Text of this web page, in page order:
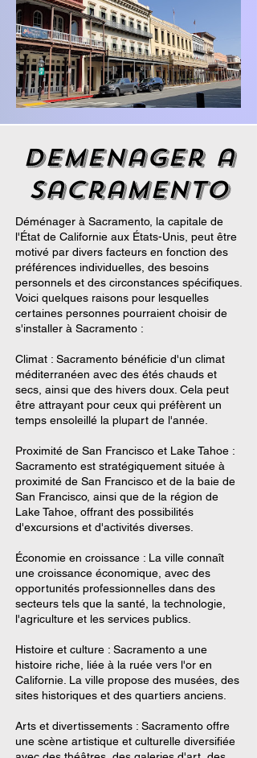
demenager a
Sacramento
Déménager à Sacramento, la capitale de
l'État de Californie aux États-Unis, peut être
motivé par divers facteurs en fonction des
préférences individuelles, des besoins
personnels et des circonstances spécifiques.
Voici quelques raisons pour lesquelles
certaines personnes pourraient choisir de
s'installer à Sacramento :
Climat : Sacramento bénéficie d'un climat
méditerranéen avec des étés chauds et
secs, ainsi que des hivers doux. Cela peut
être attrayant pour ceux qui préfèrent un
temps ensoleillé la plupart de l'année.
Proximité de San Francisco et Lake Tahoe :
Sacramento est stratégiquement située à
proximité de San Francisco et de la baie de
San Francisco, ainsi que de la région de
Lake Tahoe, offrant des possibilités
d'excursions et d'activités diverses.
Économie en croissance : La ville connaît
une croissance économique, avec des
opportunités professionnelles dans des
secteurs tels que la santé, la technologie,
l'agriculture et les services publics.
Histoire et culture : Sacramento a une
histoire riche, liée à la ruée vers l'or en
Californie. La ville propose des musées, des
sites historiques et des quartiers anciens.
Arts et divertissements : Sacramento offre
une scène artistique et culturelle diversifiée